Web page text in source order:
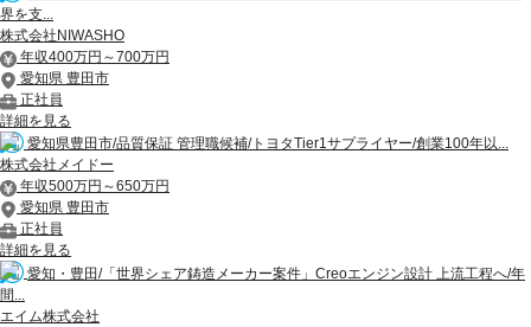
界を支...
株式会社NIWASHO
年収400万円～700万円
愛知県 豊田市
正社員
詳細を見る
愛知県豊田市/品質保証 管理職候補/トヨタTier1サプライヤー/創業100年以...
株式会社メイドー
年収500万円～650万円
愛知県 豊田市
正社員
詳細を見る
愛知・豊田/「世界シェア鋳造メーカー案件」Creoエンジン設計 上流工程へ/年
間...
エイム株式会社